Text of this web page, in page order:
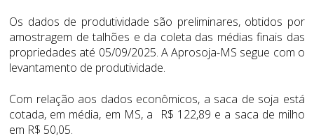
Os dados de produtividade são preliminares, obtidos por
amostragem de talhões e da coleta das médias finais das
propriedades até 05/09/2025. A Aprosoja-MS segue com o
levantamento de produtividade.
Com relação aos dados econômicos, a saca de soja está
cotada, em média, em MS, a R$ 122,89 e a saca de milho
em R$ 50,05.